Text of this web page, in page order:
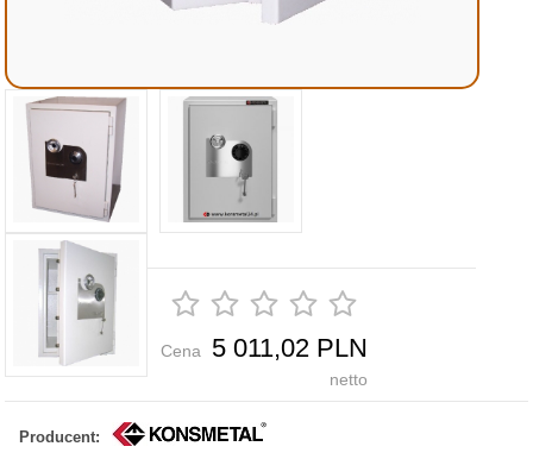
Cena 5 011,02 PLN
netto
Producent: